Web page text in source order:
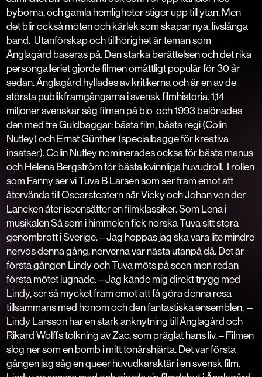
byborna, och gamla hemligheter stiger upp till ytan. Men
det blir också möten och kärlek som skapar nya, livslånga
band. Utanförskap och tillhörighet är teman som
Änglagård baseras på. Den starka berättelsen och det rika
persongalleriet gjorde filmen omåttligt populär för 30 år
sedan.Änglagård hyllades av kritikerna och är en av de
största publikframgångarna i svensk filmhistoria. 1,14
miljoner svenskar såg filmen på bio och 1993 belönades
den med tre Guldbaggar: bästa film, bästa regi (Colin
Nutley) och Ernst Günther (specialbagge för kreativa
insatser). Colin Nutley nominerades också för bästa manus
och Helena Bergström för bästa kvinnliga huvudroll. I rollen
som Fanny ser vi Tuva B Larsen som ser fram emot att
återvända till Oscarsteatern när Vicky och Johan von der
Lancken åter iscensätter en filmklassiker. Som Lena i
musikalenSå som i himmelenfick norska Tuva sitt stora
genombrott i Sverige. – Jag hoppas jag ska vara lite mindre
nervös denna gång, nerverna var nästa utanpå då. Det är
första gången Lindy och Tuva möts på scen men redan
första mötet lugnade. – Jag kände mig direkt trygg med
Lindy, ser så mycket fram emot att få göra denna resa
tillsammans med honom och den fantastiska ensemblen. –
Lindy Larsson har en stark anknytning tillÄnglagård och
Rikard Wolffs tolkning av Zac, som präglat hans liv. – Filmen
slog ner som en bomb i mitt tonårshjärta. Det var första
gången jag såg en queer huvudkaraktär i en svensk film.